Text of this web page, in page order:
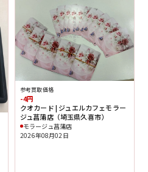
参考買取価格
-4円
クオカード | ジュエルカフェモラー
ジュ菖蒲店（埼玉県久喜市）
モラージュ菖蒲店
2026年08月02日